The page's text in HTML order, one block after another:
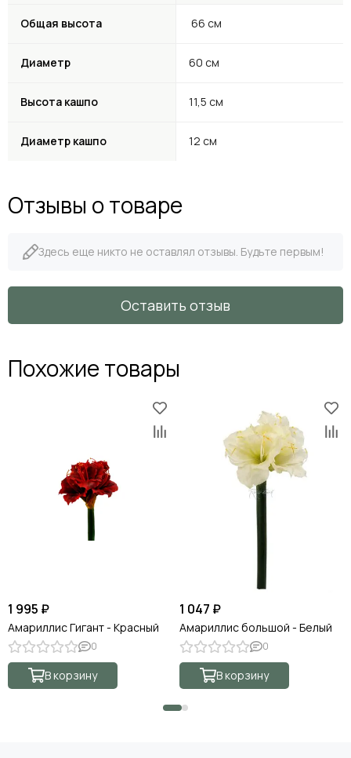
Общая высота 66 см
Диаметр 60 см
Высота кашпо 11,5 см
Диаметр кашпо 12 см
Отзывы о товаре
Здесь еще никто не оставлял отзывы. Будьте первым!
Оставить отзыв
Похожие товары
1 995 ₽
Амариллис Гигант - Красный
0
В корзину
1 047 ₽
Амариллис большой - Белый
0
В корзину